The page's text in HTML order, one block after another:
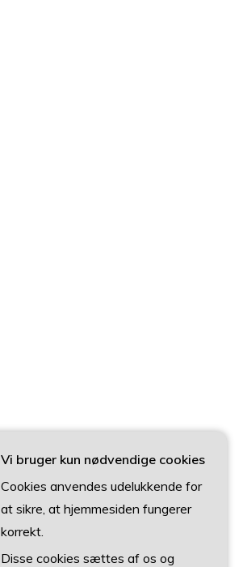
Vi bruger kun nødvendige cookies
Cookies anvendes udelukkende for
at sikre, at hjemmesiden fungerer
korrekt.
Disse cookies sættes af os og